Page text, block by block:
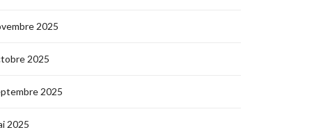
2025
2025
2025
2025